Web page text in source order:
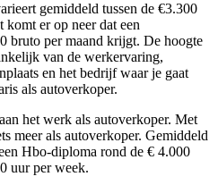
gemiddeld tussen de €3.300
komt er op neer dat een
bruto per maand krijgt. De hoogte
van de werkervaring,
en het bedrijf waar je gaat
als autoverkoper.
het werk als autoverkoper. Met
meer als autoverkoper. Gemiddeld
Hbo-diploma rond de € 4.000
uur per week.